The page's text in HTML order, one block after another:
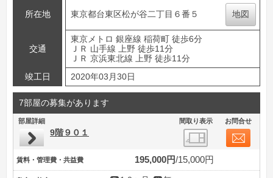
所在地 東京都台東区松が谷二丁目６番５ 地図
交通
東京メトロ 銀座線 稲荷町 徒歩6分
ＪＲ 山手線 上野 徒歩11分
ＪＲ 京浜東北線 上野 徒歩11分
竣工日
2020年03月30日
7部屋の募集があります
部屋詳細 間取り表示 お問合せ
9階９０１
賃料・管理費・共益費 195,000円 15,000円